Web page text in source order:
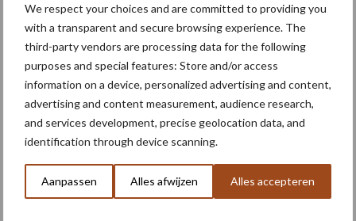
We respect your choices and are committed to providing you
with a transparent and secure browsing experience. The
third-party vendors are processing data for the following
purposes and special features: Store and/or access
information on a device, personalized advertising and content,
advertising and content measurement, audience research,
and services development, precise geolocation data, and
identification through device scanning.
Aanpassen Alles afwijzen Alles accepteren
Primaire
Sidebar
Recent nieuws Partner nieuws
voor kouters"
Toon meer